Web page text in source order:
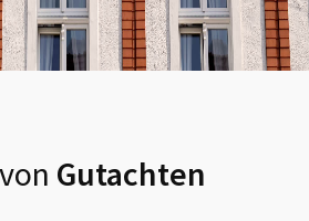
Gutachten